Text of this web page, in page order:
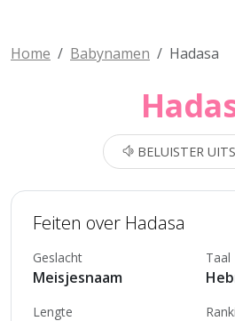
Home Babynamen Hadasa
BELUISTER
Feiten over Hadasa
Geslacht
Meisjesnaam
Taal
Lengte